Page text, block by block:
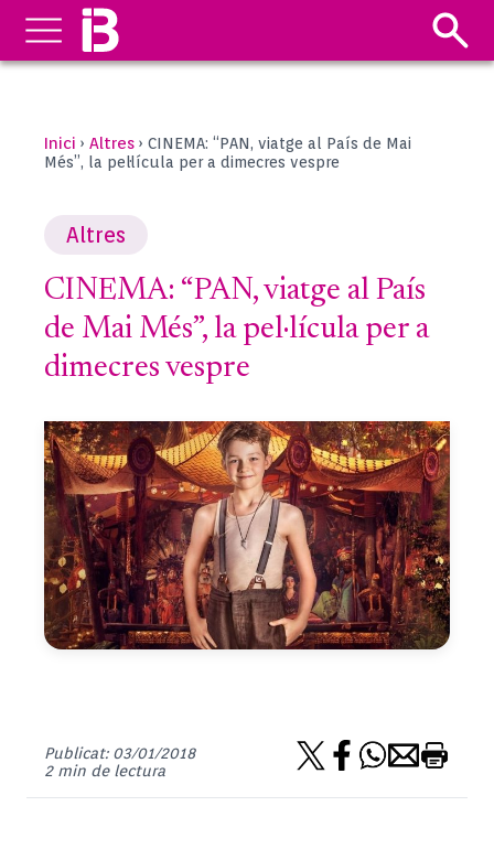
Inici › Altres › CINEMA: “PAN, viatge al País de Mai
Més”, la pel·lícula per a dimecres vespre
Altres
CINEMA: “PAN, viatge al País
de Mai Més”, la pel·lícula per a
dimecres vespre
Publicat: 03/01/2018
2 min de lectura